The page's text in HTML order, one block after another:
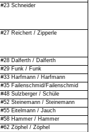
#23 Schneider
#27 Reichert / Zipperle
#28 Dalferth / Dalferth
#29 Funk / Funk
#33 Harfmann / Harfmann
#35 Failenschmid/Failenschmid
#48 Sulzberger / Schüle
#52 Steinemann / Steinemann
#55 Eitelmann / Jauch
#58 Hammer / Hammer
#62 Zöphel / Zöphel